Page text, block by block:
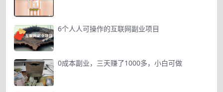
6个人人可操作的互联网副业项目
0成本副业，三天赚了1000多，小白可做